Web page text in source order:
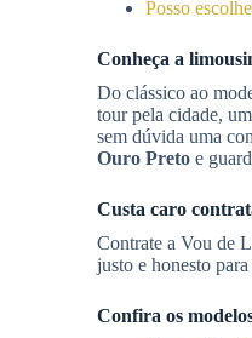
Posso
Conheça a
Do clássico ao
tour pela cidade,
sem dúvida uma
Ouro Preto e
Custa caro
Contrate a Vou de
justo e honesto
Confira os